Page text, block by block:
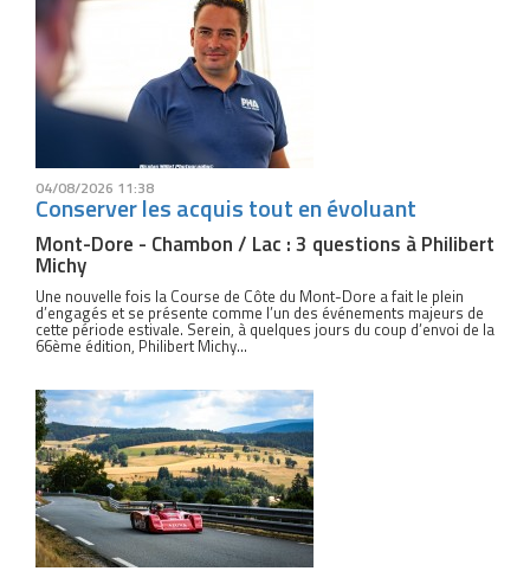
04/08/2026 11:38
Conserver les acquis tout en évoluant
Mont-Dore - Chambon / Lac : 3 questions à Philibert
Michy
Une nouvelle fois la Course de Côte du Mont-Dore a fait le plein
d’engagés et se présente comme l’un des événements majeurs de
cette période estivale. Serein, à quelques jours du coup d’envoi de la
66ème édition, Philibert Michy...